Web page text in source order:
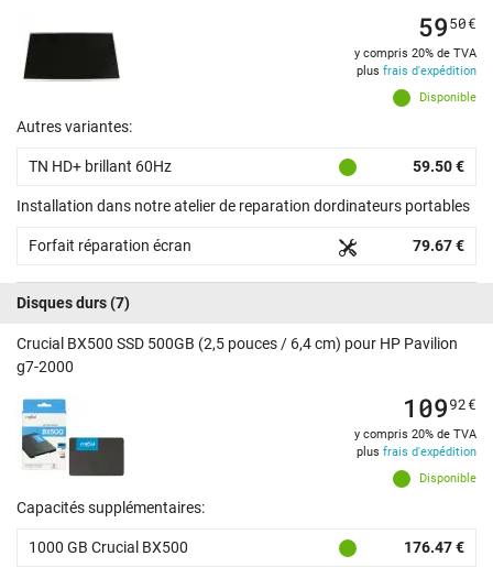
Disponible
5950€
y compris 20% de TVA
plus frais d'expédition
Autres variantes:
TN HD+ brillant 60Hz 59.50 €
Installation dans notre atelier de reparation dordinateurs portables
Forfait réparation écran 79.67 €
Disques durs(7)
Crucial BX500 SSD 500GB (2,5 pouces / 6,4 cm) pour HP Pavilion
g7-2000
Disponible
10992€
y compris 20% de TVA
plus frais d'expédition
Capacités supplémentaires:
1000 GB Crucial BX500 176.47 €